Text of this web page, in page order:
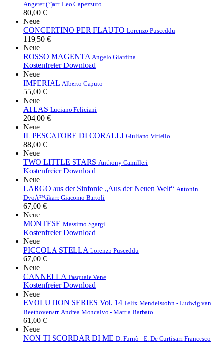
Angerer (?)arr. Leo Capezzuto
80,00 €
Neue
CONCERTINO PER FLAUTO Lorenzo Pusceddu
119,50 €
Neue
ROSSO MAGENTA Angelo Giardina
Kostenfreier Download
Neue
IMPERIAL Alberto Caputo
55,00 €
Neue
ATLAS Luciano Feliciani
204,00 €
Neue
IL PESCATORE DI CORALLI Giuliano Vitiello
88,00 €
Neue
TWO LITTLE STARS Anthony Camilleri
Kostenfreier Download
Neue
LARGO aus der Sinfonie „Aus der Neuen Welt“ Antonin
DvoÅ™ákarr. Giacomo Bartoli
67,00 €
Neue
MONTESE Massimo Sgargi
Kostenfreier Download
Neue
PICCOLA STELLA Lorenzo Pusceddu
67,00 €
Neue
CANNELLA Pasquale Vene
Kostenfreier Download
Neue
EVOLUTION SERIES Vol. 14 Felix Mendelssohn - Ludwig van
Beethovenarr. Andrea Moncalvo - Mattia Barbato
61,00 €
Neue
NON TI SCORDAR DI ME D. Furnò - E. De Curtisarr. Francesco